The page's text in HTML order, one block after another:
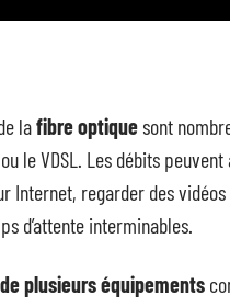
lafibre optiquesont
le VDSL. Les débits
Internet, regarder des
d’attente interminables.
plusieurs équipements